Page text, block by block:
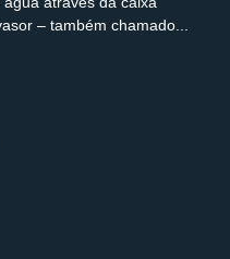
– também chamado...